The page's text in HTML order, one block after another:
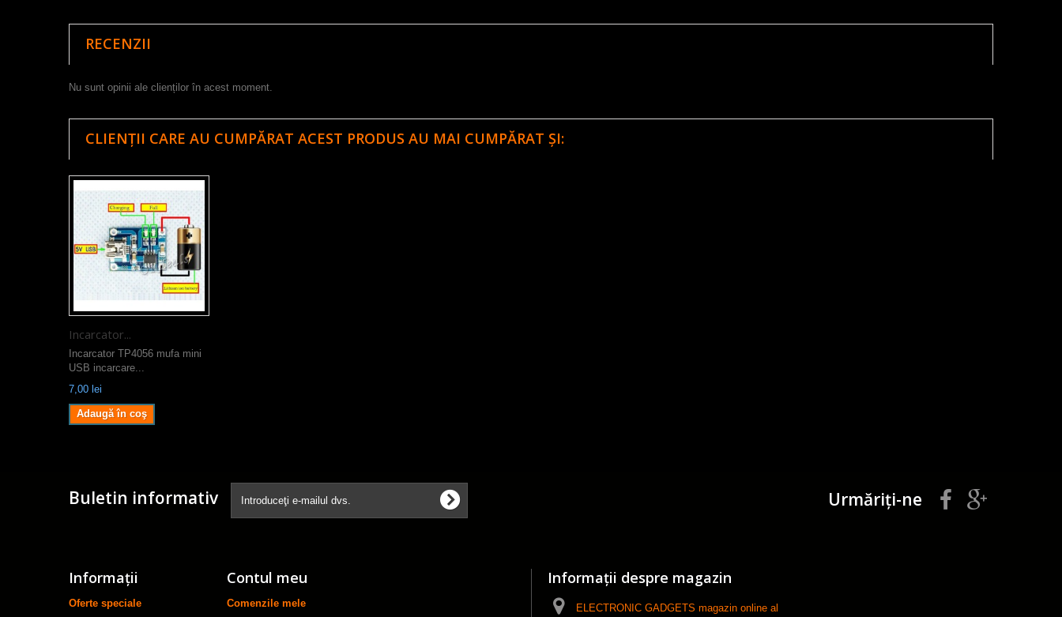
RECENZII
Nu sunt opinii ale clienților în acest moment.
CLIENȚII CARE AU CUMPĂRAT ACEST PRODUS AU MAI CUMPĂRAT ȘI:
Incarcator...
Incarcator TP4056 mufa mini
USB incarcare...
7,00 lei
Adaugă în coş
Buletin informativ Urmăriți-ne
Informaţii
Oferte speciale
Contul meu
Comenzile mele
Informații despre magazin
ELECTRONIC GADGETS magazin online al